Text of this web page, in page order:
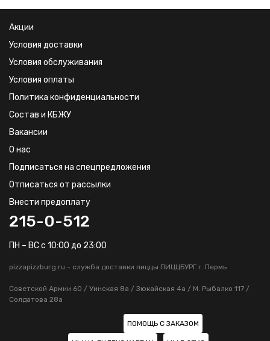
Акции
Условия доставки
Условия обслуживания
Условия оплаты
Политика конфиденциальности
Состав и КБЖУ
Вакансии
О нас
Подписаться на спецпредложения
Отписаться от рассылки
Внести предоплату
215-0-512
ПН – ВС с 10:00 до 23:00
pizzapizzburg.ru - служба доставки пиццы ПИЦЦБУРГ г. Пермь
Советской Армии 60 / Уинская 8а / Зюкайская 4а / М. Рыбалко 117 /
Солдатова 28а
ПОМОЩЬ С ЗАКАЗОМ